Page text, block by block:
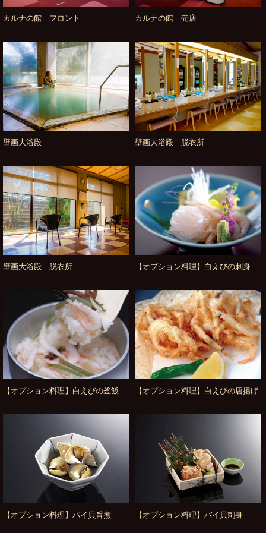
カルナの館 フロント カルナの館 売店
壁画大浴殿 壁画大浴殿 脱衣所
壁画大浴殿 脱衣所 【オプション料理】白えびの刺身
【オプション料理】白えびの釜飯 【オプション料理】白えびの唐揚げ
【オプション料理】バイ貝旨煮 【オプション料理】バイ貝刺身